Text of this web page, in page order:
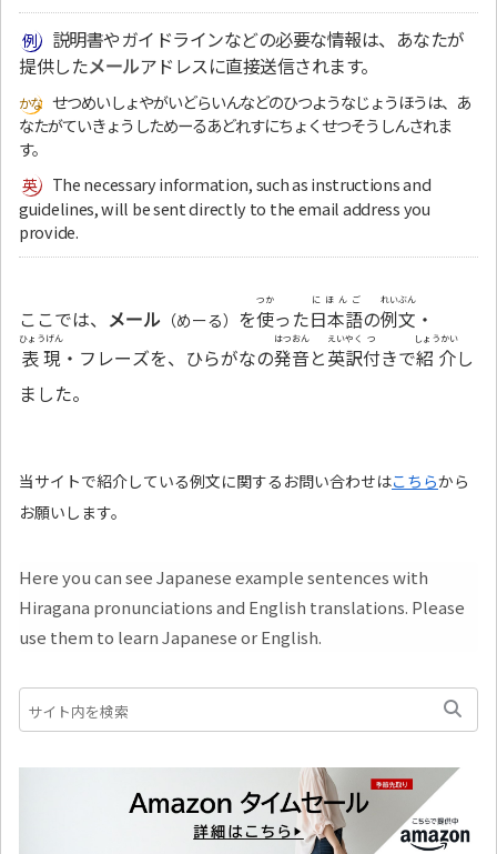
説明書やガイドラインなどの必要な情報は、あなたが
提供したメールアドレスに直接送信されます。
せつめいしょやがいどらいんなどのひつようなじょうほうは、あ
なたがていきょうしためーるあどれすにちょくせつそうしんされま
す。
The necessary information, such as instructions and
guidelines, will be sent directly to the email address you
provide.
ここでは、 メール （めーる） を使
つか
った日本語
にほんご
の例文
れいぶん
・
表現
ひょうげん
・フレーズを、ひらがなの発音
はつおん
と英訳
えいやく
付
つ
きで紹介
しょうかい
し
ました。
当サイトで紹介している例文に関するお問い合わせはこちらから
お願いします。
Here you can see Japanese example sentences with
Hiragana pronunciations and English translations. Please
use them to learn Japanese or English.